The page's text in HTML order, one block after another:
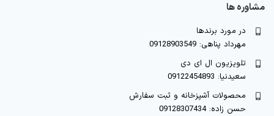
مشاوره ها
در مورد برندها
مهرداد پناهی: 09128903549
تلویزیون ال ای دی
سعیدنیا: 09122454893
محصولات آشپزخانه و ثبت سفارش
حسن زاده: 09128307434